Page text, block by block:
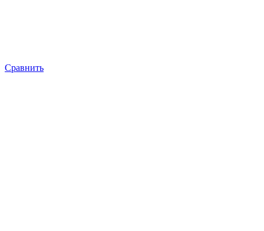
Сравнить